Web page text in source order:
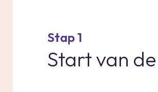
Stap 1
Start van de